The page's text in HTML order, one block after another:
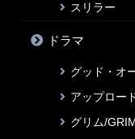
スリラー
ドラマ
グッド・オ
アップロー
グリム/